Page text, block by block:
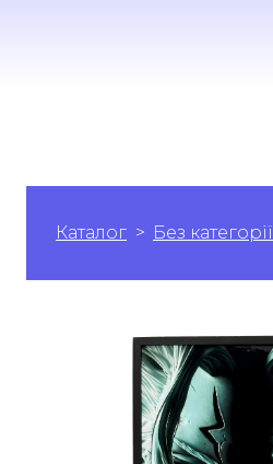
Каталог Без категорії